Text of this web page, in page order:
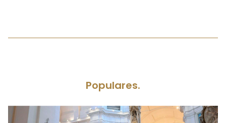
Populares.